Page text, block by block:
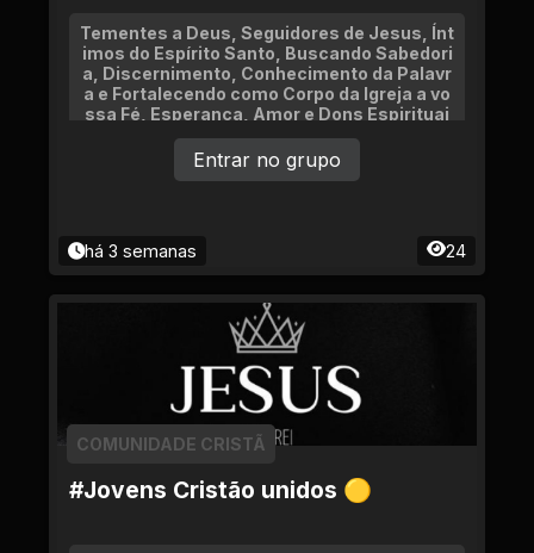
Tementes a Deus, Seguidores de Jesus, Ínt
imos do Espírito Santo, Buscando Sabedori
a, Discernimento, Conhecimento da Palavr
a e Fortalecendo como Corpo da Igreja a vo
ssa Fé, Esperança, Amor e Dons Espirituai
s.
há 3 semanas 24
Entrar no grupo
#Jovens Cristão unidos 🟡
COMUNIDADE CRISTÃ